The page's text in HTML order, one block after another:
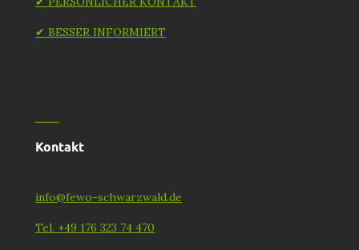
✔ BESSER INFORMIERT
Kontakt
info@fewo-schwarzwald.de
Tel. +49 176 323 74 470